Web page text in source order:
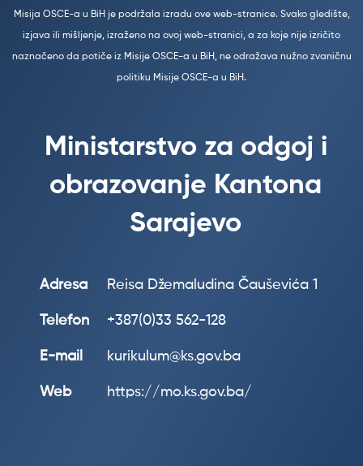
Misija OSCE-a u BiH je podržala izradu ove web-stranice. Svako gledište,
izjava ili mišljenje, izraženo na ovoj web-stranici, a za koje nije izričito
naznačeno da potiče iz Misije OSCE-a u BiH, ne odražava nužno zvaničnu
politiku Misije OSCE-a u BiH.
Ministarstvo za odgoj i
obrazovanje Kantona
Sarajevo
Adresa Reisa Džemaludina Čauševića 1
Telefon +387(0)33 562-128
E-mail kurikulum@ks.gov.ba
Web https://mo.ks.gov.ba/